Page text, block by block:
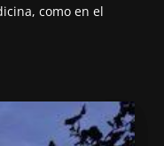
como en el